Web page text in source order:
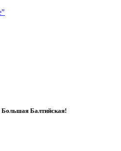
Балтийская!